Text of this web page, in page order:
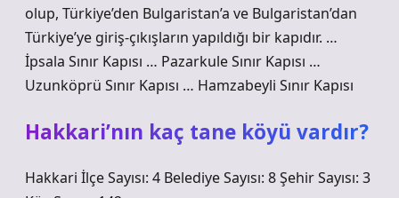
olup, Türkiye’den Bulgaristan’a ve Bulgaristan’dan
Türkiye’ye giriş-çıkışların yapıldığı bir kapıdır. …
İpsala Sınır Kapısı … Pazarkule Sınır Kapısı …
Uzunköprü Sınır Kapısı … Hamzabeyli Sınır Kapısı
Hakkari’nın kaç tane köyü vardır?
Hakkari İlçe Sayısı: 4 Belediye Sayısı: 8 Şehir Sayısı: 3